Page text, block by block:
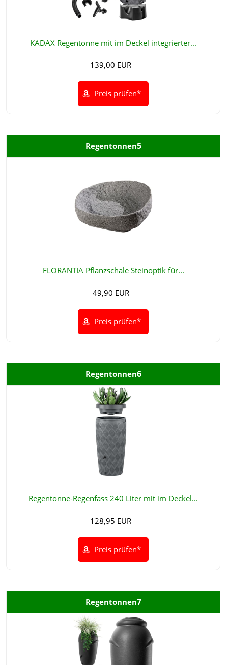
KADAX Regentonne mit im Deckel integrierter...
139,00 EUR
Preis prüfen*
Regentonnen5
FLORANTIA Pflanzschale Steinoptik für...
49,90 EUR
Preis prüfen*
Regentonnen6
Regentonne-Regenfass 240 Liter mit im Deckel...
128,95 EUR
Preis prüfen*
Regentonnen7